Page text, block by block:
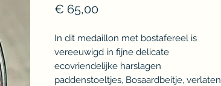
€ 65,00Prijs
In dit medaillon met bostafereel is
vereeuwigd in fijne delicate
ecovriendelijke harslagen
paddenstoeltjes, Bosaardbeitje, verlaten